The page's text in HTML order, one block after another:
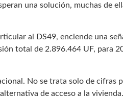
una solución, muchas de
al DS49, enciende una
total de 2.896.464 UF, para
No se trata solo de cifras
de acceso a la vivienda.